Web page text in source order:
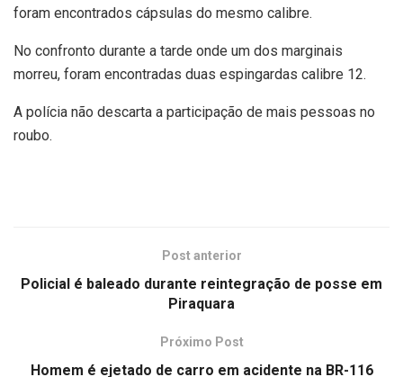
foram encontrados cápsulas do mesmo calibre.
No confronto durante a tarde onde um dos marginais
morreu, foram encontradas duas espingardas calibre 12.
A polícia não descarta a participação de mais pessoas no
roubo.
Post anterior
Policial é baleado durante reintegração de posse em
Piraquara
Próximo Post
Homem é ejetado de carro em acidente na BR-116